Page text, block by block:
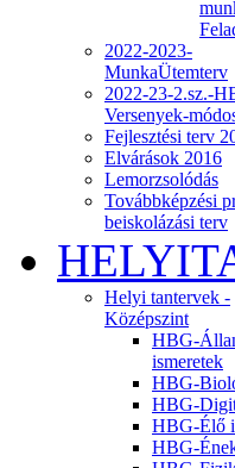
2022-2023-
MunkaÜtemterv
2022-23-2.sz.-
Versenyek-
Fejlesztési terv
Elvárások 2016
Lemorzsolódás
Továbbképzési
beiskolázási terv
Helyi tantervek -
Középszint
HBG-
ismeretek
HBG-
HBG-
HBG-Élő
HBG-